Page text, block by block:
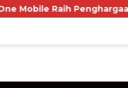
Nasional